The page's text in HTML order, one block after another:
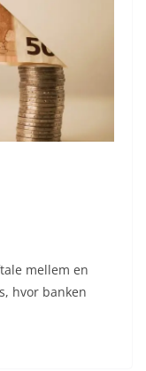
mellem en
hvor banken